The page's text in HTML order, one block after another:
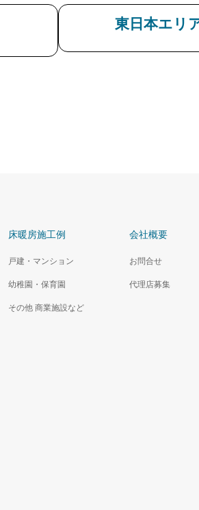
東日本エリ
床暖房施工例
戸建・マンション
幼稚園・保育園
その他 商業施設など
会社概要
お問合せ
代理店募集